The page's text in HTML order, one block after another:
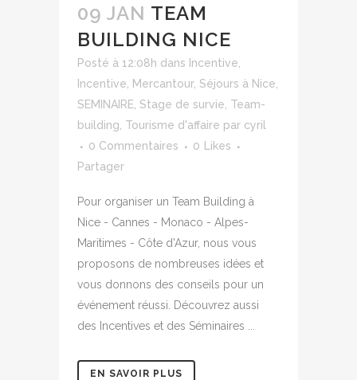
09 JAN TEAM
BUILDING NICE
Posté à 12:08h dans Incentive
Incentive
Mercantour, Séjours à Nice
SEMINAIRE Stage de survie Team-
building Tourisme d'affaire par cyril
0 Commentaires
0
Likes
Partager
Pour organiser un Team Building à
Nice - Cannes - Monaco - Alpes-
Maritimes - Côte d'Azur, nous vous
proposons de nombreuses idées et
vous donnons des conseils pour un
événement réussi. Découvrez aussi
des Incentives et des Séminaires ...
EN SAVOIR PLUS